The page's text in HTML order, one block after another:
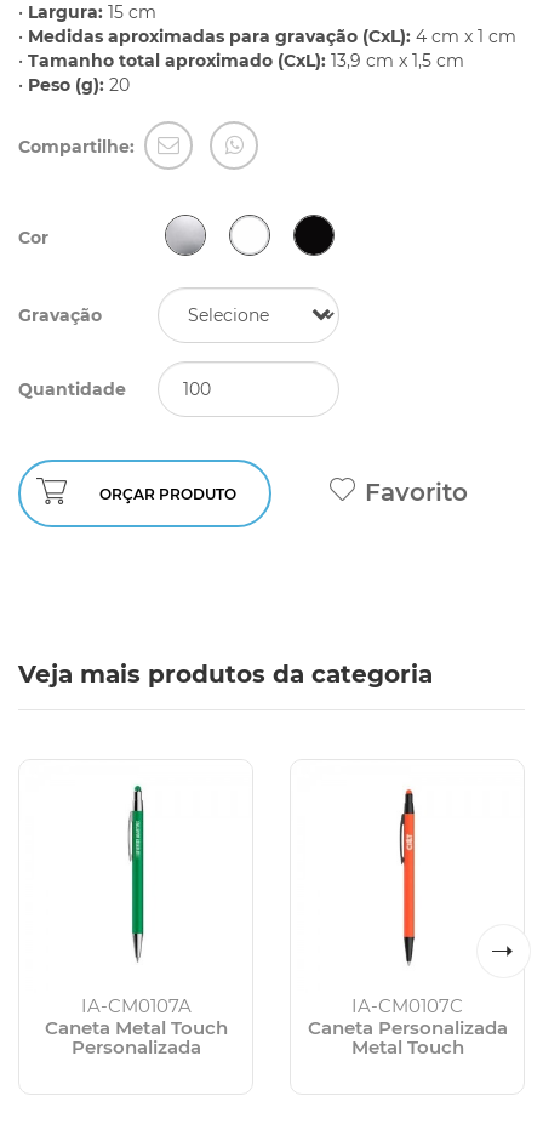
• Largura: 15 cm
• Medidas aproximadas para gravação (CxL): 4 cm x 1 cm
• Tamanho total aproximado (CxL): 13,9 cm x 1,5 cm
• Peso (g): 20
Compartilhe:
Cor
Gravação
Quantidade
ORÇAR PRODUTO Favorito
Veja mais produtos da categoria
IA-CM0107A
Caneta Metal Touch
Personalizada
IA-CM0107C
Caneta Personalizada
Metal Touch